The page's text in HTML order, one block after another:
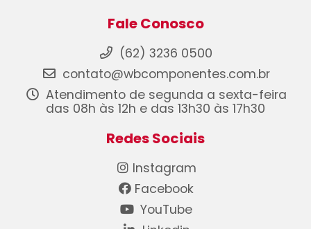
Fale Conosco
(62) 3236 0500
contato@wbcomponentes.com.br
Atendimento de segunda a sexta-feira
das 08h às 12h e das 13h30 às 17h30
Redes Sociais
Instagram
Facebook
YouTube